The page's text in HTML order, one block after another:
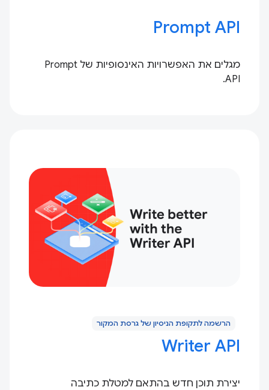
Prompt API
מגלים את האפשרויות האינסופיות של Prompt
API.
הרשמה לתקופת הניסיון של גרסת המקור
Writer API
יצירת תוכן חדש בהתאם למטלת כתיבה